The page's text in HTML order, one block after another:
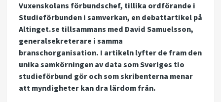
Vuxenskolans förbundschef, tillika ordförande i
Studieförbunden i samverkan, en debattartikel på
Altinget.se tillsammans med David Samuelsson,
generalsekreterare i samma
branschorganisation. I artikeln lyfter de fram den
unika samkörningen av data som Sveriges tio
studieförbund gör och som skribenterna menar
att myndigheter kan dra lärdom från.